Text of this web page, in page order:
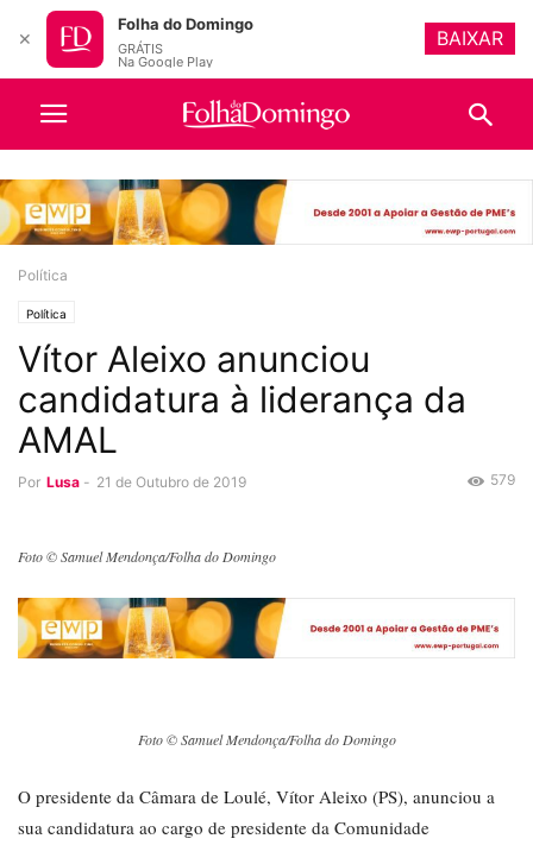
Política
Política
Vítor Aleixo anunciou
candidatura à liderança da
AMAL
Por Lusa - 21 de Outubro de 2019 579
Foto © Samuel Mendonça/Folha do Domingo
Foto © Samuel Mendonça/Folha do Domingo
O presidente da Câmara de Loulé, Vítor Aleixo (PS), anunciou a
sua candidatura ao cargo de presidente da Comunidade
✕
Folha do Domingo
GRÁTIS
Na Google Play
BAIXAR